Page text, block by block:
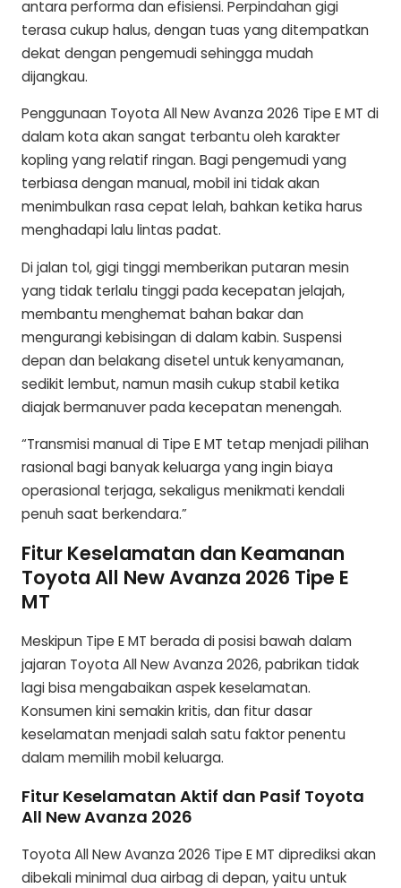
antara performa dan efisiensi. Perpindahan gigi
terasa cukup halus, dengan tuas yang ditempatkan
dekat dengan pengemudi sehingga mudah
dijangkau.
Penggunaan Toyota All New Avanza 2026 Tipe E MT di
dalam kota akan sangat terbantu oleh karakter
kopling yang relatif ringan. Bagi pengemudi yang
terbiasa dengan manual, mobil ini tidak akan
menimbulkan rasa cepat lelah, bahkan ketika harus
menghadapi lalu lintas padat.
Di jalan tol, gigi tinggi memberikan putaran mesin
yang tidak terlalu tinggi pada kecepatan jelajah,
membantu menghemat bahan bakar dan
mengurangi kebisingan di dalam kabin. Suspensi
depan dan belakang disetel untuk kenyamanan,
sedikit lembut, namun masih cukup stabil ketika
diajak bermanuver pada kecepatan menengah.
“Transmisi manual di Tipe E MT tetap menjadi pilihan
rasional bagi banyak keluarga yang ingin biaya
operasional terjaga, sekaligus menikmati kendali
penuh saat berkendara.”
Fitur Keselamatan dan Keamanan
Toyota All New Avanza 2026 Tipe E
MT
Meskipun Tipe E MT berada di posisi bawah dalam
jajaran Toyota All New Avanza 2026, pabrikan tidak
lagi bisa mengabaikan aspek keselamatan.
Konsumen kini semakin kritis, dan fitur dasar
keselamatan menjadi salah satu faktor penentu
dalam memilih mobil keluarga.
Fitur Keselamatan Aktif dan Pasif Toyota
All New Avanza 2026
Toyota All New Avanza 2026 Tipe E MT diprediksi akan
dibekali minimal dua airbag di depan, yaitu untuk